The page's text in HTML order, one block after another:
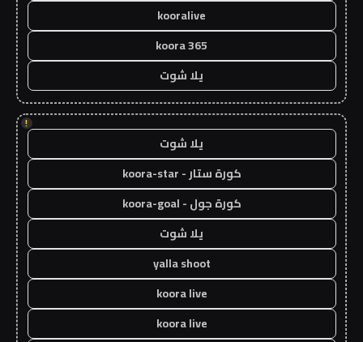
kooralive
koora 365
يلا شوت
!
يلا شوت
كورة ستار - koora-star
كورة جول - koora-goal
يلا شوت
yalla shoot
koora live
koora live